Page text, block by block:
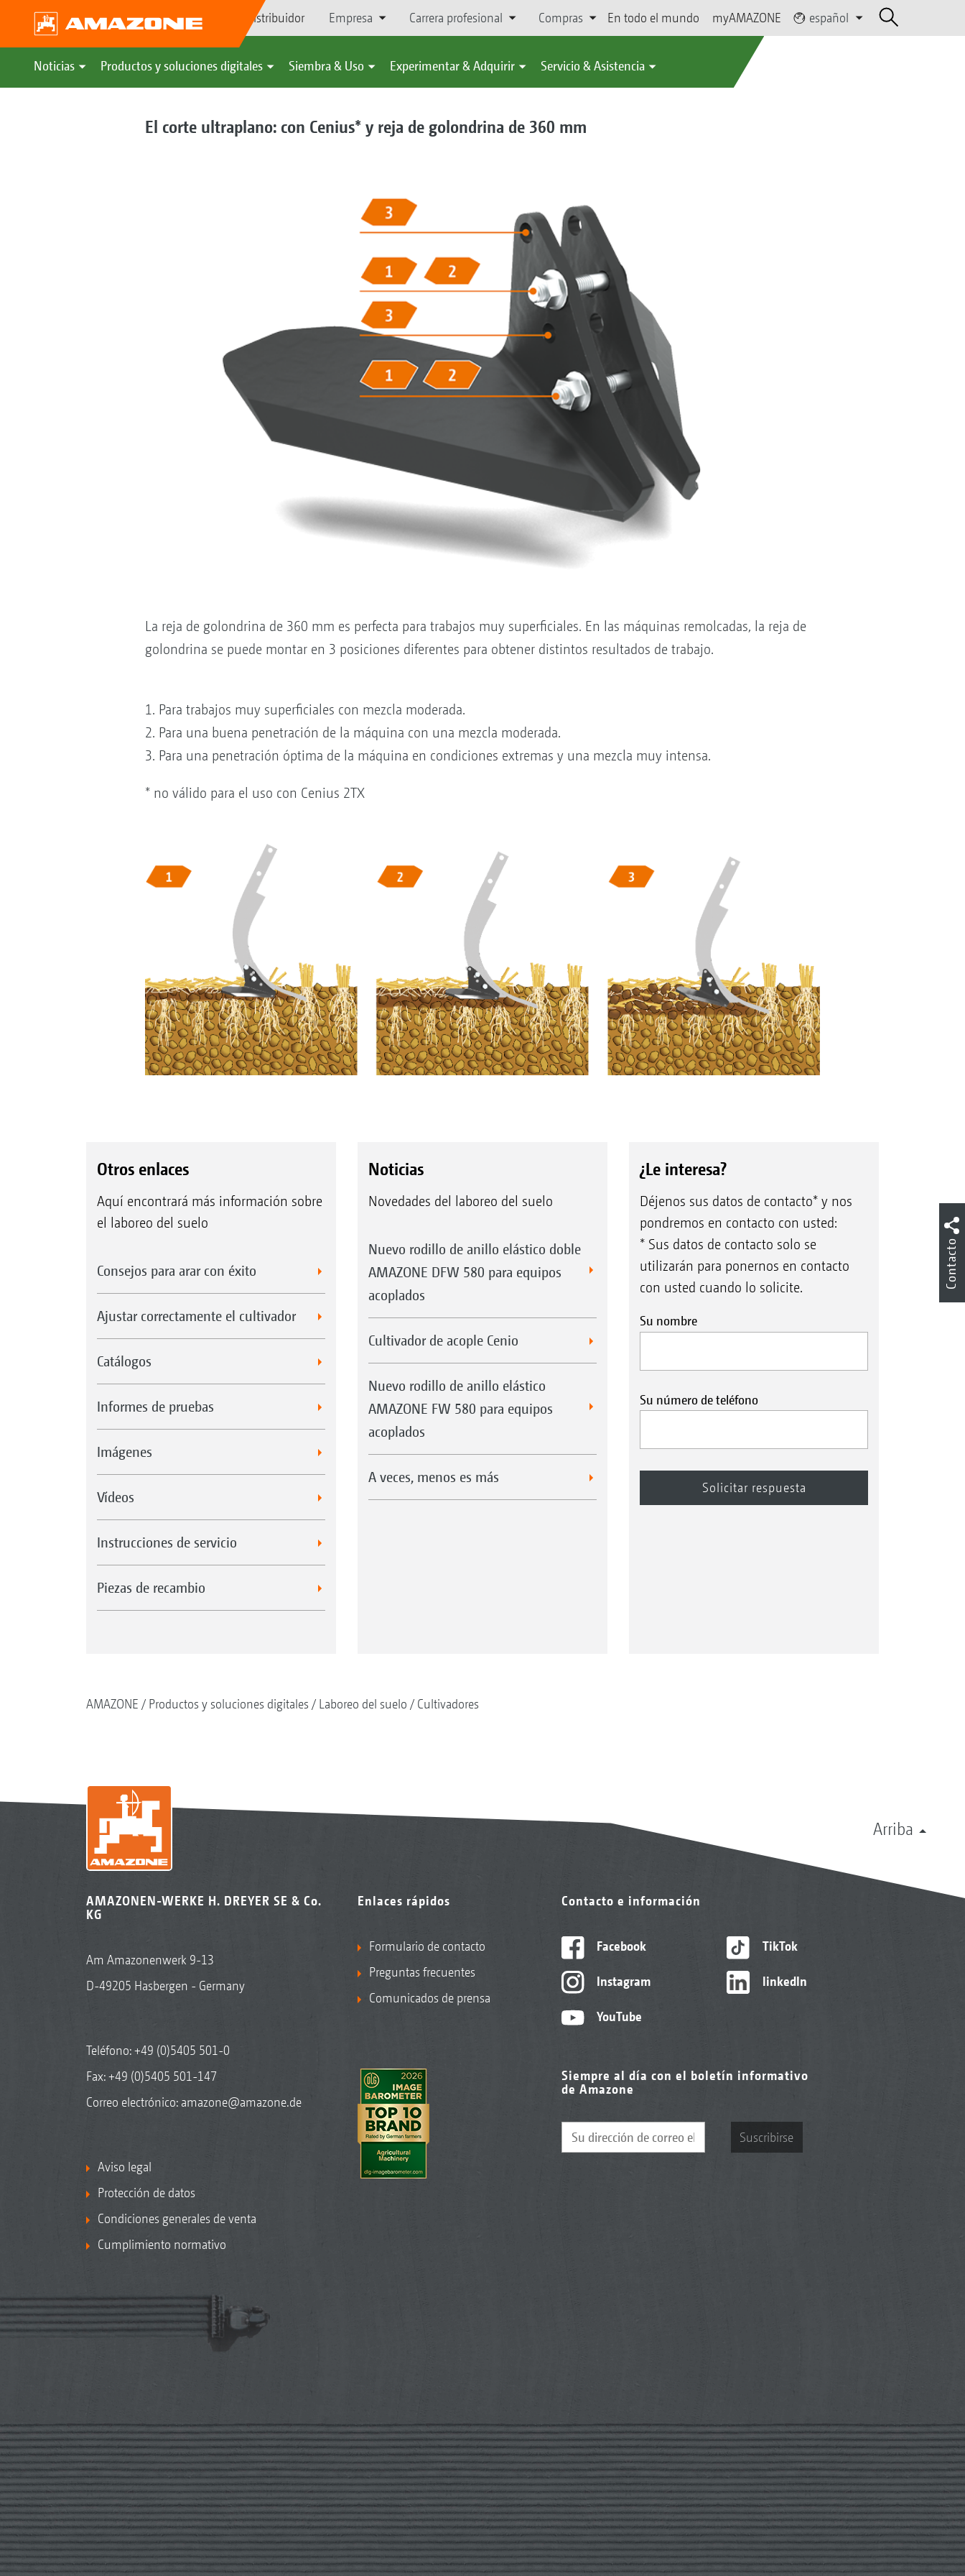
Búsqueda de distribuidor Empresa Carrera profesional Compras En todo el mundo myAMAZONE español
Noticias Productos y soluciones digitales Siembra & Uso Experimentar & Adquirir Servicio & Asistencia
El corte ultraplano: con Cenius* y reja de golondrina de 360 mm
La reja de golondrina de 360 mm es perfecta para trabajos muy superficiales. En las máquinas remolcadas, la reja de
golondrina se puede montar en 3 posiciones diferentes para obtener distintos resultados de trabajo.
1. Para trabajos muy superficiales con mezcla moderada.
2. Para una buena penetración de la máquina con una mezcla moderada.
3. Para una penetración óptima de la máquina en condiciones extremas y una mezcla muy intensa.
* no válido para el uso con Cenius 2TX
Otros enlaces
Aquí encontrará más información sobre
el laboreo del suelo
Consejos para arar con éxito
Ajustar correctamente el cultivador
Catálogos
Informes de pruebas
Imágenes
Vídeos
Instrucciones de servicio
Piezas de recambio
Noticias
Novedades del laboreo del suelo
Nuevo rodillo de anillo elástico doble
AMAZONE DFW 580 para equipos
acoplados
Cultivador de acople Cenio
Nuevo rodillo de anillo elástico
AMAZONE FW 580 para equipos
acoplados
A veces, menos es más
¿Le interesa?
Déjenos sus datos de contacto* y nos
pondremos en contacto con usted:
* Sus datos de contacto solo se
utilizarán para ponernos en contacto
con usted cuando lo solicite.
Su nombre
Su número de teléfono
AMAZONE Productos y soluciones digitales Laboreo del suelo Cultivadores
Arriba
AMAZONEN-WERKE H. DREYER SE & Co.
KG
Am Amazonenwerk 9-13
D-49205 Hasbergen - Germany
Teléfono:+49 (0)5405 501-0
Fax: +49 (0)5405 501-147
Correo electrónico: amazone@amazone.de
Aviso legal
Protección de datos
Condiciones generales de venta
Cumplimiento normativo
Enlaces rápidos
Formulario de contacto
Preguntas frecuentes
Comunicados de prensa
Contacto e información
Facebook
Instagram
YouTube
TikTok
linkedIn
Siempre al día con el boletín informativo
de Amazone
Suscribirse
Contacto